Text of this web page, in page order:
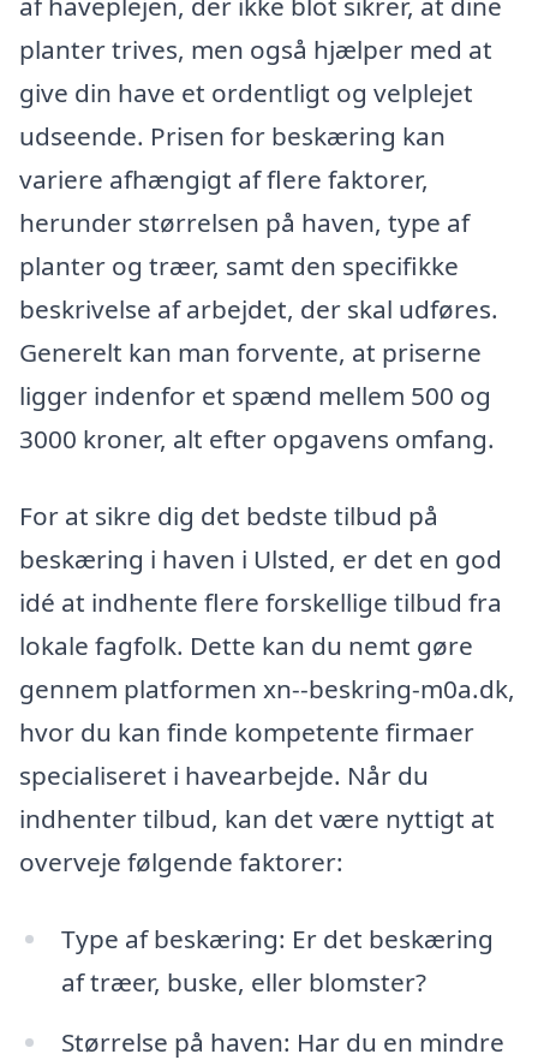
planter trives, men også hjælper med at
give din have et ordentligt og velplejet
udseende. Prisen for beskæring kan
variere afhængigt af flere faktorer,
herunder størrelsen på haven, type af
planter og træer, samt den specifikke
beskrivelse af arbejdet, der skal udføres.
Generelt kan man forvente, at priserne
ligger indenfor et spænd mellem 500 og
3000 kroner, alt efter opgavens omfang.
For at sikre dig det bedste tilbud på
beskæring i haven i Ulsted, er det en god
idé at indhente flere forskellige tilbud fra
lokale fagfolk. Dette kan du nemt gøre
gennem platformen xn--beskring-m0a.dk,
hvor du kan finde kompetente firmaer
specialiseret i havearbejde. Når du
indhenter tilbud, kan det være nyttigt at
overveje følgende faktorer:
Type af beskæring: Er det beskæring
af træer, buske, eller blomster?
Størrelse på haven: Har du en mindre